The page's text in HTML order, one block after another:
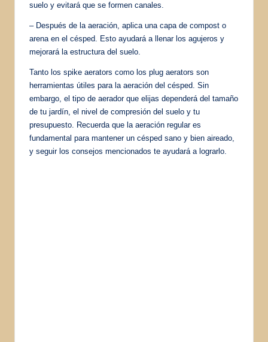
suelo y evitará que se formen canales.
– Después de la aeración, aplica una capa de compost o
arena en el césped. Esto ayudará a llenar los agujeros y
mejorará la estructura del suelo.
Tanto los spike aerators como los plug aerators son
herramientas útiles para la aeración del césped. Sin
embargo, el tipo de aerador que elijas dependerá del tamaño
de tu jardín, el nivel de compresión del suelo y tu
presupuesto. Recuerda que la aeración regular es
fundamental para mantener un césped sano y bien aireado,
y seguir los consejos mencionados te ayudará a lograrlo.